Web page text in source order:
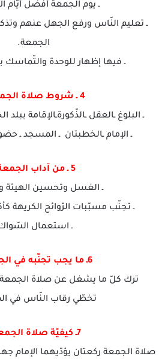
ـ يوم الجمعة أفضل أيّام
ـ تعليم النّاس ورفع الجهل عنهم
الجمعة.
ـ فيها إظهار للوحدة
4 ـ شروط صلاة الجمعة :
ـ البلوغ ـالعقل ـالذّكورةـالإقامة
ـ الإمام ـالخطبتان ـ المسجد ـ
5 ـ من آداب الجمعة :
ـ الغسل وتحسين الهيئة
ـ تجنّب مسبّبات الرّوائح الكريهة
ـ استعمال
6ـ ما يجب تجنّبه في الجمعة :
ترك كلّ ما يشغل عن صلاة الجمعة
تخطّي رقاب النّاس في
7ـ كيفيّة صلاة الجمعة :
صلاة الجمعة ركعتان يؤدّيهما الإمام